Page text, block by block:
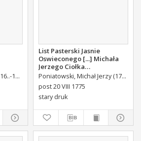
Poniński, Antoni Józef (16..-1742). Królikiewicz, Jan Maksymilian. Wyd.
List Pasterski Jasnie
Oswieconego [...] Michała
Jerzego Ciołka
Poniatowskiego Biskupa
Płockiego Xiązęcia
Pułtuskiego [...] Do Oboyga
Stanu Tak Duchownego,
Swoiey Roku Panskiego
1775 [...] Wydany.
Poniatowski, Michał Jerzy (1736-1794)
post 20 VIII 1775
stary druk